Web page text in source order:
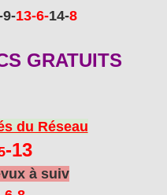
9-13-6-14-8
GRATUITS
du Réseau
-13
à suiv